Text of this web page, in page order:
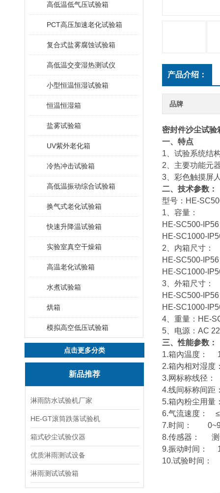
高低温低气压试验箱
PCT高压加速老化试验箱
复合式盐雾腐蚀试验箱
高低温交变湿热测试仪
小型恒温恒湿试验箱
恒温恒湿箱
盐雾试验箱
UV紫外老化箱
冷热冲击试验箱
高低温振动综合试验箱
换气式老化试验箱
快速升降温试验箱
实验室真空干燥箱
高温老化试验箱
水煮试验箱
烘箱
模拟高空低压试验箱
点击更多分类
新品推荐
淋雨防水试验机厂家
HE-GT滚筒跌落试验机
箱式砂尘试验仪器
优质淋雨测试设备
淋雨测试试验箱
产品介绍：
品牌
密封件沙尘试验
一、特点
1、试验系统结
2、主要功能元
3、彩色触摸屏
二、 技术参数：
型号：HE-
1、容量：
HE-SC500-
HE-SC1000-
2、内箱尺寸：
HE-SC500-
HE-SC1000-
3、外箱尺寸：
HE-SC500-
HE-SC1000-
4、重量：HE-
5、电源：AC
三、性能参数 ：
1.箱內温度：
2.箱內相对湿度
3.网标称线径：
4.线间标称间距
5.箱內粉尘用量
6.气流速度：
7.时间：
8.传感器： 测
9.振动时间：
10.试验时间：